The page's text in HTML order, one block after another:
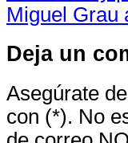
Miguel Grau
Deja un
Asegúrate
con (*). No